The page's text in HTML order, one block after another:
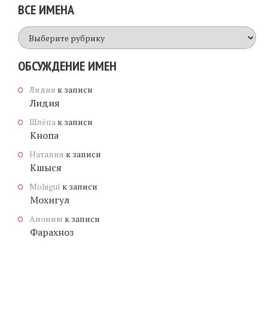
ВСЕ ИМЕНА
Все
имена
ОБСУЖДЕНИЕ ИМЕН
Лидия к записи
Лидия
Шлёпа к записи
Кнопа
Наталия к записи
Кшыся
Mohigul к записи
Мохигул
Аноним к записи
Фарахноз